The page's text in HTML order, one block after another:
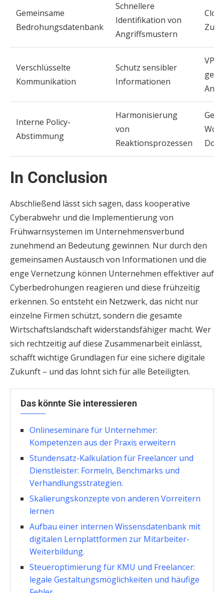
Gemeinsame
Bedrohungsdatenbank
Schnellere
Identifikation von
Angriffsmustern
Verschlüsselte
Kommunikation
Schutz sensibler
Informationen
Interne Policy-
Abstimmung
Harmonisierung
von
Reaktionsprozessen
In Conclusion
Abschließend lässt sich sagen, dass kooperative
Cyberabwehr und die Implementierung von
Frühwarnsystemen im Unternehmensverbund
zunehmend an Bedeutung gewinnen. Nur durch den
gemeinsamen Austausch von Informationen und die
enge Vernetzung können Unternehmen effektiver auf
Cyberbedrohungen reagieren und diese frühzeitig
erkennen. So entsteht ein Netzwerk, das nicht nur
einzelne Firmen schützt, sondern die gesamte
Wirtschaftslandschaft widerstandsfähiger macht. Wer
sich rechtzeitig auf diese Zusammenarbeit einlässt,
schafft wichtige Grundlagen für eine sichere digitale
Zukunft – und das lohnt sich für alle Beteiligten.
Das könnte Sie interessieren
Onlineseminare für Unternehmer:
Kompetenzen aus der Praxis erweitern
Stundensatz-Kalkulation für Freelancer und
Dienstleister: Formeln, Benchmarks und
Verhandlungsstrategien.
Skalierungskonzepte von anderen Vorreitern
lernen
Aufbau einer internen Wissensdatenbank mit
digitalen Lernplattformen zur Mitarbeiter-
Weiterbildung.
Steueroptimierung für KMU und Freelancer:
legale Gestaltungsmöglichkeiten und häufige